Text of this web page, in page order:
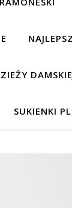
SUKIENKI